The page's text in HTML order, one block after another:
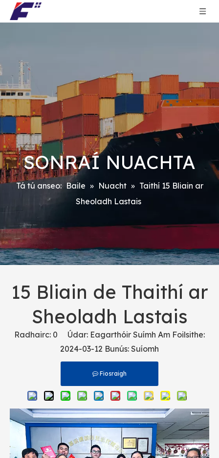
SONRAÍ NUACHTA
Tá tú anseo: Baile » Nuacht » Taithí 15 Bliain ar
Sheoladh Lastais
15 Bliain de Thaithí ar
Sheoladh Lastais
Radhairc: 0 Údar: Eagarthóir Suímh Am Foilsithe:
2024-03-12 Bunús: Suíomh
Fiosraigh